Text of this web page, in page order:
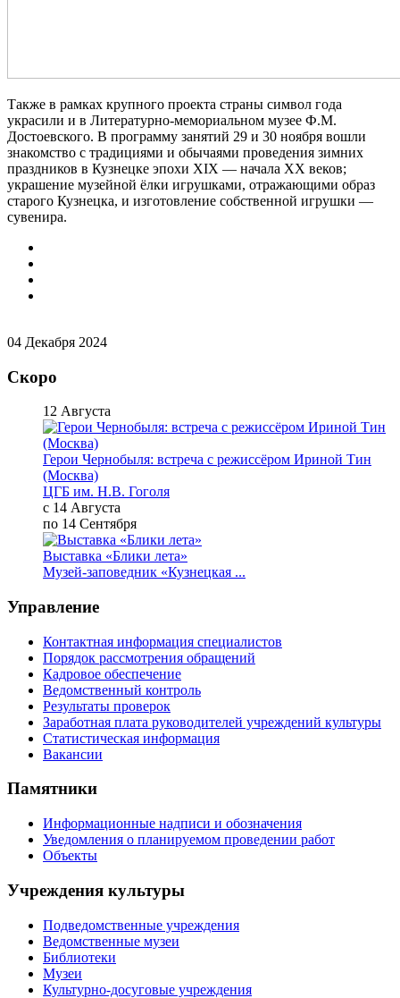
Также в рамках крупного проекта страны символ года
украсили и в Литературно-мемориальном музее Ф.М.
Достоевского. В программу занятий 29 и 30 ноября вошли
знакомство с традициями и обычаями проведения зимних
праздников в Кузнецке эпохи XIX — начала XX веков;
украшение музейной ёлки игрушками, отражающими образ
старого Кузнецка, и изготовление собственной игрушки —
сувенира.
04 Декабря 2024
Скоро
12 Августа
Герои Чернобыля: встреча с режиссёром Ириной Тин
(Москва)
ЦГБ им. Н.В. Гоголя
с 14 Августа
по 14 Сентября
Выставка «Блики лета»
Музей-заповедник «Кузнецкая ...
Управление
Контактная информация специалистов
Порядок рассмотрения обращений
Кадровое обеспечение
Ведомственный контроль
Результаты проверок
Заработная плата руководителей учреждений культуры
Статистическая информация
Вакансии
Памятники
Информационные надписи и обозначения
Уведомления о планируемом проведении работ
Объекты
Учреждения культуры
Подведомственные учреждения
Ведомственные музеи
Библиотеки
Музеи
Культурно-досуговые учреждения